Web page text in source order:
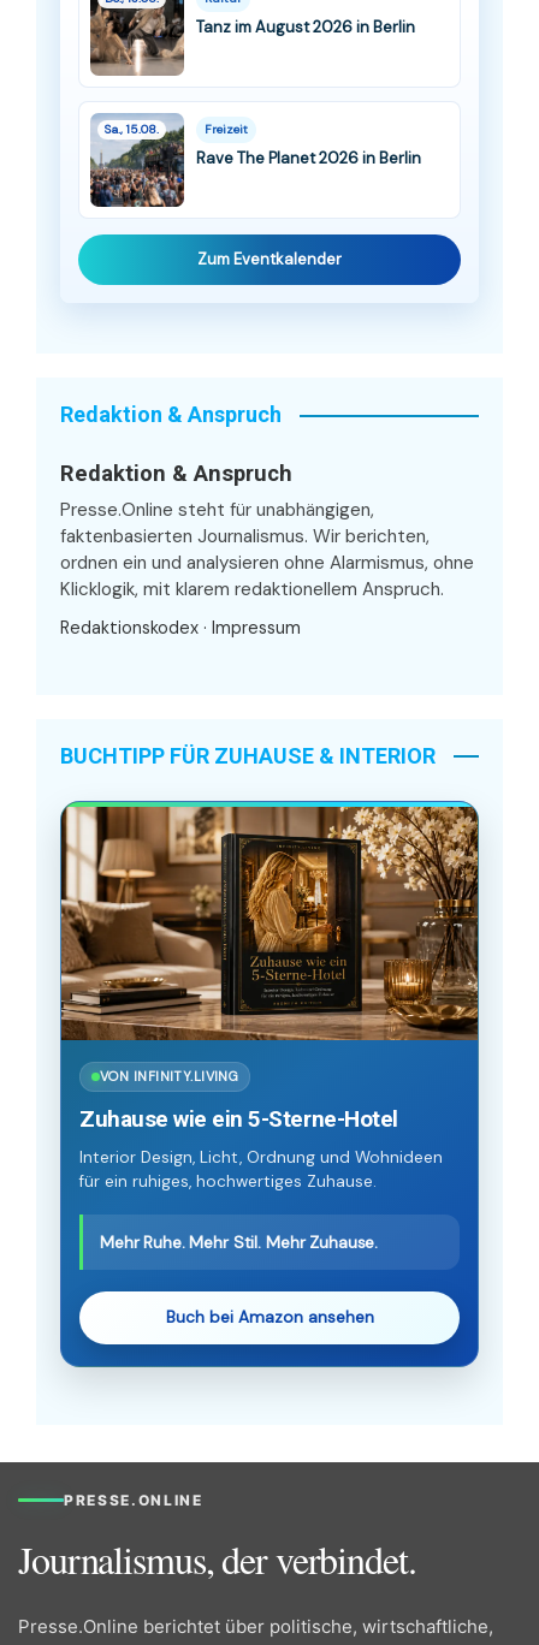
Tanz im August 2026 in Berlin
Sa., 15.08. Freizeit
Rave The Planet 2026 in Berlin
Zum Eventkalender
Redaktion & Anspruch
Redaktion & Anspruch
Presse.Online steht für unabhängigen,
faktenbasierten Journalismus. Wir berichten,
ordnen ein und analysieren ohne Alarmismus, ohne
Klicklogik, mit klarem redaktionellem Anspruch.
Redaktionskodex · Impressum
BUCHTIPP FÜR ZUHAUSE & INTERIOR
VON INFINITY.LIVING
Zuhause wie ein 5-Sterne-Hotel
Interior Design, Licht, Ordnung und Wohnideen
für ein ruhiges, hochwertiges Zuhause.
Mehr Ruhe. Mehr Stil. Mehr Zuhause.
Buch bei Amazon ansehen
PRESSE.ONLINE
Journalismus, der verbindet.
Presse.Online berichtet über politische, wirtschaftliche,